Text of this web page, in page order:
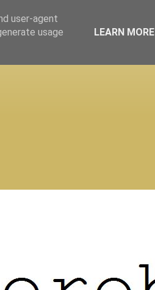
user-agent
usage
LEARN MORE